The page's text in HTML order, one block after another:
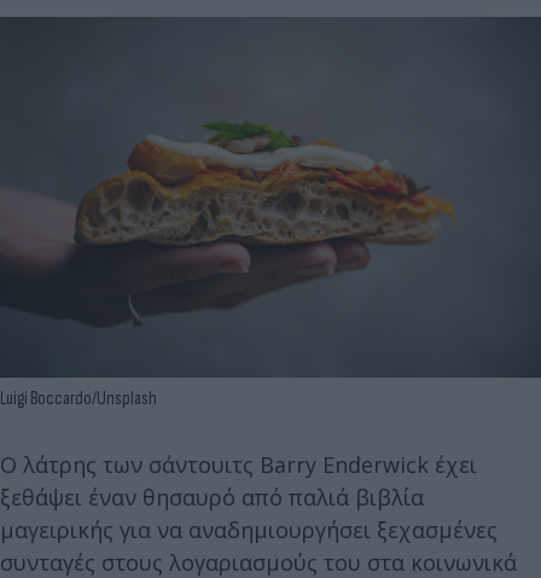
Luigi Boccardo/Unsplash
Ο λάτρης των σάντουιτς Barry Enderwick έχει
ξεθάψει έναν θησαυρό από παλιά βιβλία
μαγειρικής για να αναδημιουργήσει ξεχασμένες
συνταγές στους λογαριασμούς του στα κοινωνικά